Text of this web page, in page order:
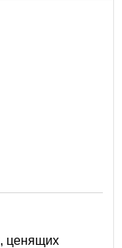
ценящих